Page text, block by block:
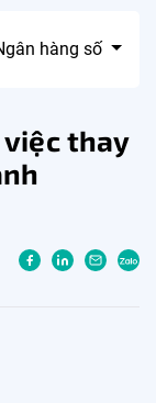
hàng số
việc thay